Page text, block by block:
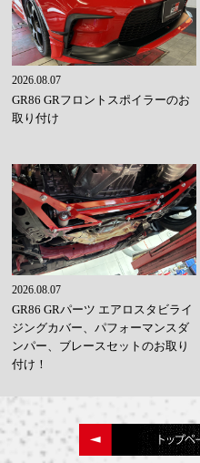
2026.08.07
GR86 GRフロントスポイラーのお
取り付け
2026.08.07
GR86 GRパーツ エアロスタビライ
ジングカバー、パフォーマンスダ
ンパー、ブレースセットのお取り
付け！